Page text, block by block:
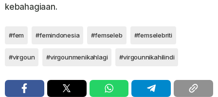
kebahagiaan.
#fem #femindonesia #femseleb #femselebriti
#virgoun #virgounmenikahlagi #virgounnikahilindi